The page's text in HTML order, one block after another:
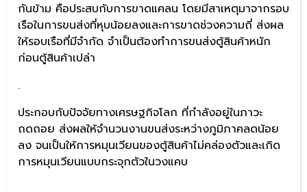
กันข้าม คือประสบกับการขาดแคลน โดยมีสาเหตุมาจากรอบ
เรือในการขนส่งที่หุบน้อยลงและการขาดช่วงความถี่ ส่งผล
ให้รอบเรือที่มีจำกัด จำเป็นต้องทำการขนส่งตู้สินค้าหนัก
ก่อนตู้สินค้าเปล่า
.
ประกอบกับปัจจัยทางเศรษฐกิจโลก ที่กำลังอยู่ในภาวะ
ถดถอย ส่งผลให้จำนวนงานขนส่งระหว่างภูมิภาคลดน้อย
ลง จนเป็นให้การหมุนเวียนของตู้สินค้าไม่คล่องตัวและเกิด
การหมุนเวียนแบบกระจุกตัวในวงแคบ